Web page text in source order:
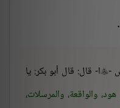
-
ا- قال: قال أبو بكر: يا
والواقعة، والمرسلات،